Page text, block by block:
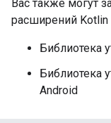
Вас также могут
расширений
Библиотека
Библиотека
Android